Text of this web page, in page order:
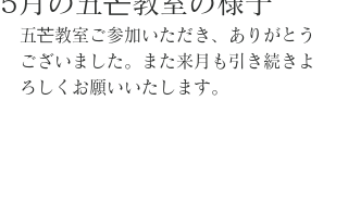
五芒教室ご参加いただき、ありがとう
ございました。また来月も引き続きよ
ろしくお願いいたします。